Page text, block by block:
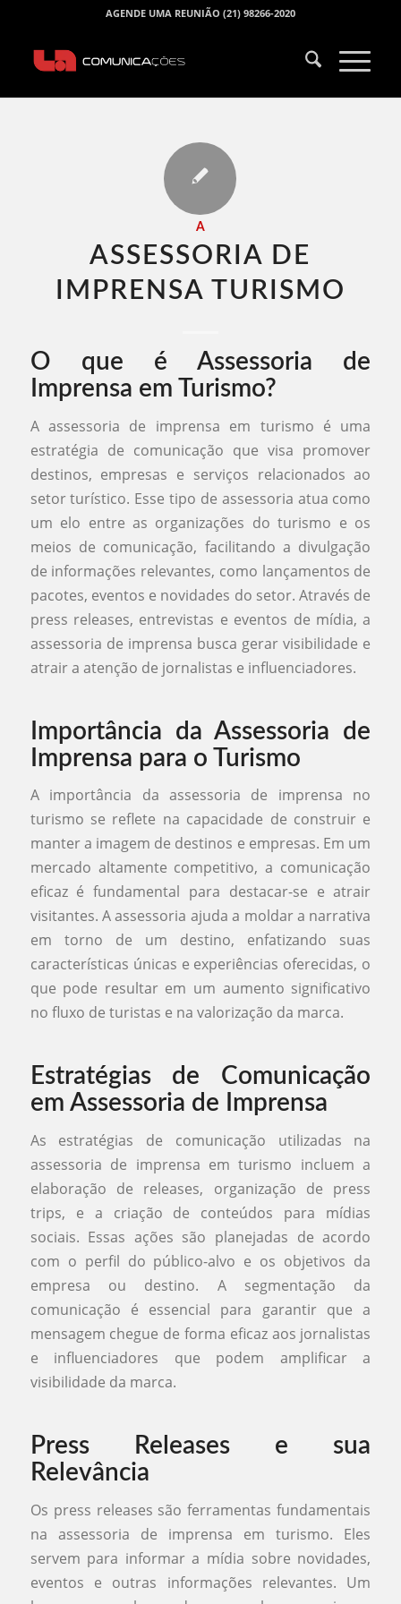
AGENDE UMA REUNIÃO (21) 98266-2020
A
ASSESSORIA DE
IMPRENSA TURISMO​
O que é Assessoria de
Imprensa em Turismo?
A assessoria de imprensa em turismo é uma
estratégia de comunicação que visa promover
destinos, empresas e serviços relacionados ao
setor turístico. Esse tipo de assessoria atua como
um elo entre as organizações do turismo e os
meios de comunicação, facilitando a divulgação
de informações relevantes, como lançamentos de
pacotes, eventos e novidades do setor. Através de
press releases, entrevistas e eventos de mídia, a
assessoria de imprensa busca gerar visibilidade e
atrair a atenção de jornalistas e influenciadores.
Importância da Assessoria de
Imprensa para o Turismo
A importância da assessoria de imprensa no
turismo se reflete na capacidade de construir e
manter a imagem de destinos e empresas. Em um
mercado altamente competitivo, a comunicação
eficaz é fundamental para destacar-se e atrair
visitantes. A assessoria ajuda a moldar a narrativa
em torno de um destino, enfatizando suas
características únicas e experiências oferecidas, o
que pode resultar em um aumento significativo
no fluxo de turistas e na valorização da marca.
Estratégias de Comunicação
em Assessoria de Imprensa
As estratégias de comunicação utilizadas na
assessoria de imprensa em turismo incluem a
elaboração de releases, organização de press
trips, e a criação de conteúdos para mídias
sociais. Essas ações são planejadas de acordo
com o perfil do público-alvo e os objetivos da
empresa ou destino. A segmentação da
comunicação é essencial para garantir que a
mensagem chegue de forma eficaz aos jornalistas
e influenciadores que podem amplificar a
visibilidade da marca.
Press Releases e sua
Relevância
Os press releases são ferramentas fundamentais
na assessoria de imprensa em turismo. Eles
servem para informar a mídia sobre novidades,
eventos e outras informações relevantes. Um